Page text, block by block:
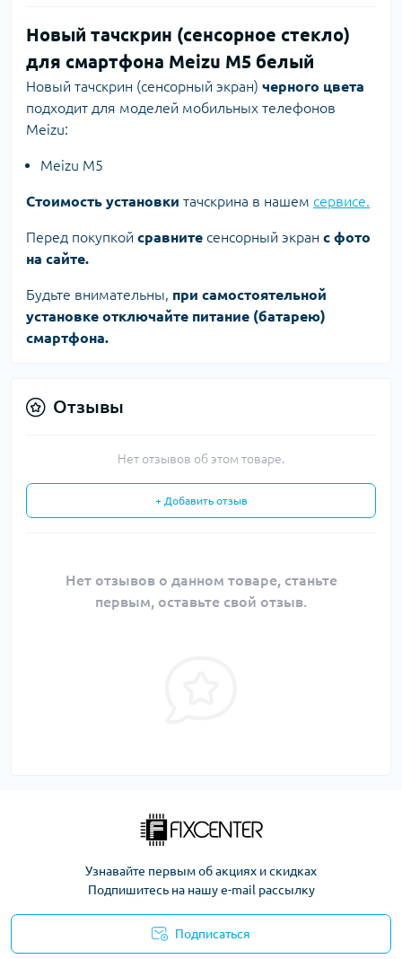
Новый тачскрин (сенсорное стекло)
для смартфона Meizu M5 белый
Новый тачскрин (сенсорный экран) черного цвета
подходит для моделей мобильных телефонов
Meizu:
Meizu M5
Стоимость установки тачскрина в нашем сервисе.
Перед покупкой сравните сенсорный экран с фото
на сайте.
Будьте внимательны, при самостоятельной
установке отключайте питание (батарею)
смартфона.
Отзывы
Нет отзывов об этом товаре.
+ Добавить отзыв
Нет отзывов о данном товаре, станьте
первым, оставьте свой отзыв.
Узнавайте первым об акциях и скидках
Подпишитесь на нашу e-mail рассылку
Подписаться